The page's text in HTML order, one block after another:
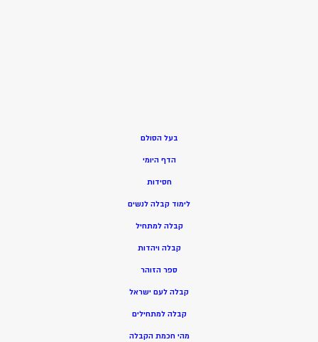
בעל הסולם
הדף היומי
חסידות
לימוד קבלה לנשים
קבלה למתחיל
קבלה ויהדות
ספר הזוהר
קבלה לעם ישראל
קבלה למתחילים
מהי חכמת הקבלה